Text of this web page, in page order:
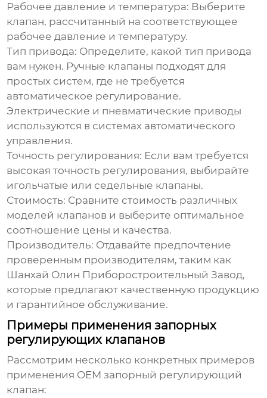
Рабочее давление и температура: Выберите
клапан, рассчитанный на соответствующее
рабочее давление и температуру.
Тип привода: Определите, какой тип привода
вам нужен. Ручные клапаны подходят для
простых систем, где не требуется
автоматическое регулирование.
Электрические и пневматические приводы
используются в системах автоматического
управления.
Точность регулирования: Если вам требуется
высокая точность регулирования, выбирайте
игольчатые или седельные клапаны.
Стоимость: Сравните стоимость различных
моделей клапанов и выберите оптимальное
соотношение цены и качества.
Производитель: Отдавайте предпочтение
проверенным производителям, таким как
Шанхай Олин Приборостроительный Завод,
которые предлагают качественную продукцию
и гарантийное обслуживание.
Примеры применения запорных
регулирующих клапанов
Рассмотрим несколько конкретных примеров
применения OEM запорный регулирующий
клапан: